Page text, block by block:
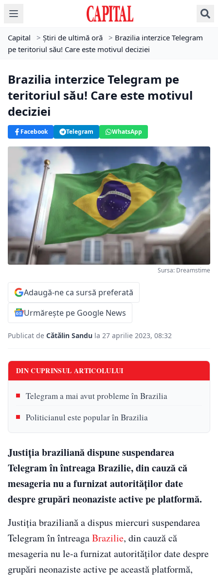
Capital > Știri de ultimă oră > Brazilia interzice Telegram
pe teritoriul său! Care este motivul deciziei
Brazilia interzice Telegram pe
teritoriul său! Care este motivul
deciziei
Facebook Telegram WhatsApp
Sursa: Dreamstime
Adaugă-ne ca sursă preferată
Urmărește pe Google News
Publicat de Cătălin Sandu la 27 aprilie 2023, 08:32
DIN CUPRINSUL ARTICOLULUI
Telegram a mai avut probleme în Brazilia
Politicianul este popular în Brazilia
Justiţia braziliană dispune suspendarea
Telegram în întreaga Brazilie, din cauză că
mesageria nu a furnizat autorităţilor date
despre grupări neonaziste active pe platformă.
Justiţia braziliană a dispus miercuri suspendarea
Telegram în întreagaBrazilie, din cauză că
mesageria nu le-a furnizat autorităţilor date despre
grupări neonaziste active pe această platformă,